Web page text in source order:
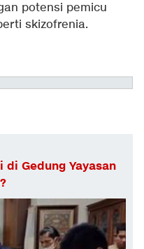
potensi pemicu
skizofrenia.
di Gedung Yayasan